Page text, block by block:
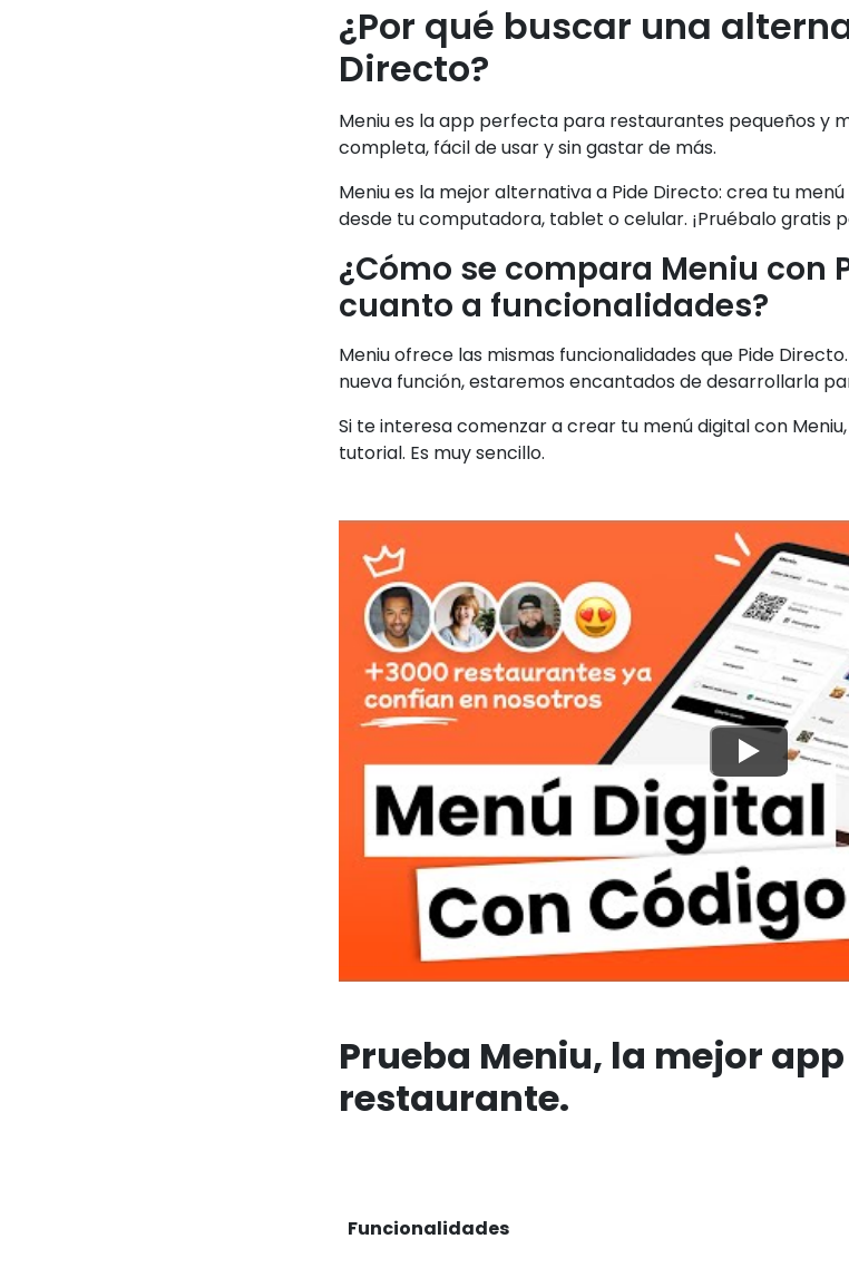
¿Por qué buscar una
Directo?
Meniu es la app perfecta para restaurantes pequeños y
completa, fácil de usar y sin gastar de más.
Meniu es la mejor alternativa a Pide Directo: crea tu
desde tu computadora, tablet o celular. ¡Pruébalo gratis
¿Cómo se compara Meniu con
cuanto a funcionalidades?
Meniu ofrece las mismas funcionalidades que Pide
nueva función, estaremos encantados de desarrollarla
Si te interesa comenzar a crear tu menú digital con
tutorial. Es muy sencillo.
Prueba Meniu, la mejor
restaurante.
Funcionalidades